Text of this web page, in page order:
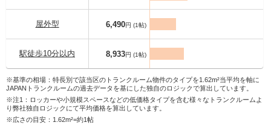
屋外型 6,490円 (1帖)
駅徒歩10分以内 8,933円 (1帖)
※基準の相場：特長別で該当区のトランクルーム物件のタイプを1.62m²当平均を軸に
JAPANトランクルームの過去データを基にした独自のロジックで算出しています。
※注1：ロッカーや小規模スペースなどの低価格タイプを含む様々なトランクルームよ
り弊社独自ロジックにて平均価格を算出しています。
※広さの目安：1.62m²=約1帖